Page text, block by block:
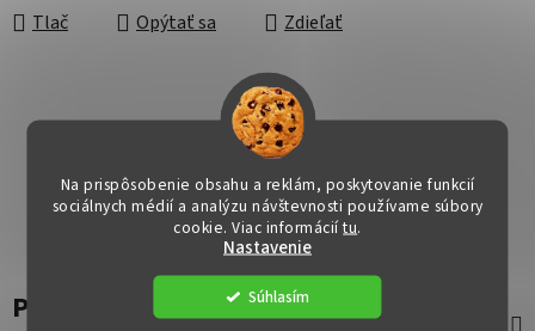
Na prispôsobenie obsahu a reklám, poskytovanie funkcií
sociálnych médií a analýzu návštevnosti používame súbory
cookie. Viac informáciítu.
Nastavenie
Súhlasím
Tlač Opýtať sa Zdieľať
Popis